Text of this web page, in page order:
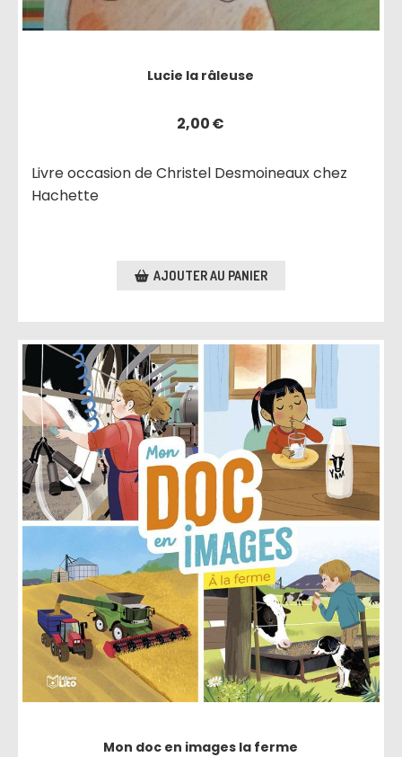
Lucie la râleuse
2,00€
Livre occasion de Christel Desmoineaux chez
Hachette
AJOUTER AU PANIER
Mon doc en images la ferme